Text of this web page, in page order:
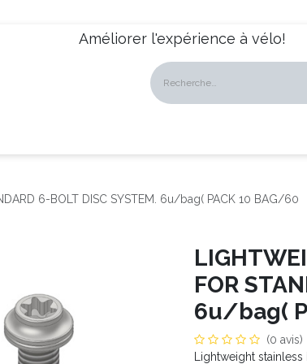
Améliorer l'expérience à vélo!
6-BOLT DISC SYSTEM. 6u/bag( PACK 10 BAG/60
FOR
6u/bag(
(0 avis)
Lightweight